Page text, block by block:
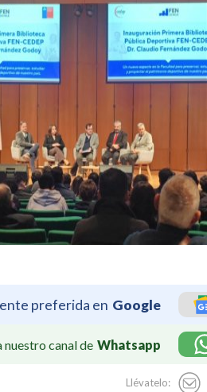
preferida en Google
nuestro canal de Whatsapp
Llévatelo: